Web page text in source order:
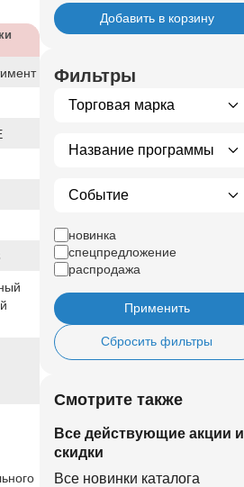
Добавить в корзину
Фильтры
новинка
спецпредложение
распродажа
Применить
Сбросить фильтры
Смотрите также
Все действующие акции и
скидки
Все новинки каталога